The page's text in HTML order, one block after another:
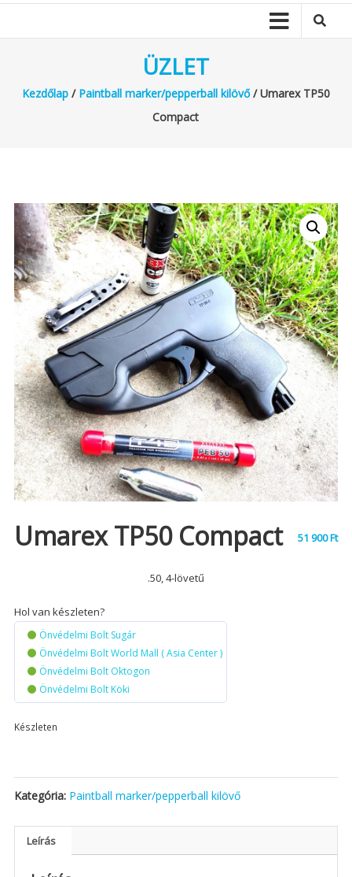
ÜZLET
Kezdőlap/ Paintball marker/pepperball kilövő/ Umarex TP50
Compact
Umarex TP50 Compact 51 900Ft
.50, 4-lövetű
Hol van készleten?
Önvédelmi Bolt Sugár
Önvédelmi Bolt World Mall ( Asia Center )
Önvédelmi Bolt Oktogon
Önvédelmi Bolt Köki
Készleten
Kategória: Paintball marker/pepperball kilövő
Leírás